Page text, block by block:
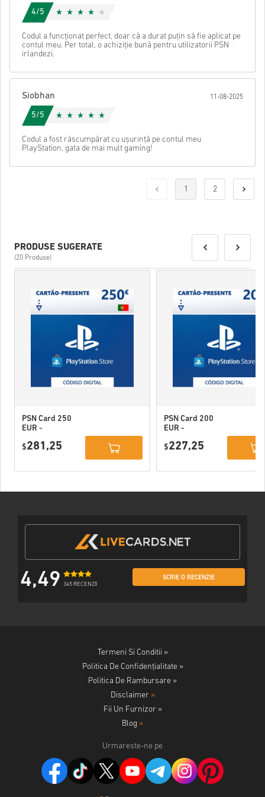
4/5
Codul a funcționat perfect, doar că a durat puțin să fie aplicat pe
contul meu. Per total, o achiziție bună pentru utilizatorii PSN
irlandezi.
Siobhan 11-08-2025
5/5
Codul a fost răscumpărat cu ușurință pe contul meu
PlayStation, gata de mai mult gaming!
1 2
PRODUSE SUGERATE
(20 Produse)
PSN Card 250
EUR -
Network
$281,25
PSN Card 200
EUR -
Network
$227,25
4,49 345 RECENZII
SCRIE O RECENZIE
Termeni Si Conditii »
Politica De Confidențialitate »
Politica De Rambursare »
Disclaimer »
Fii Un Furnizor »
Blog »
Urmareste-ne pe